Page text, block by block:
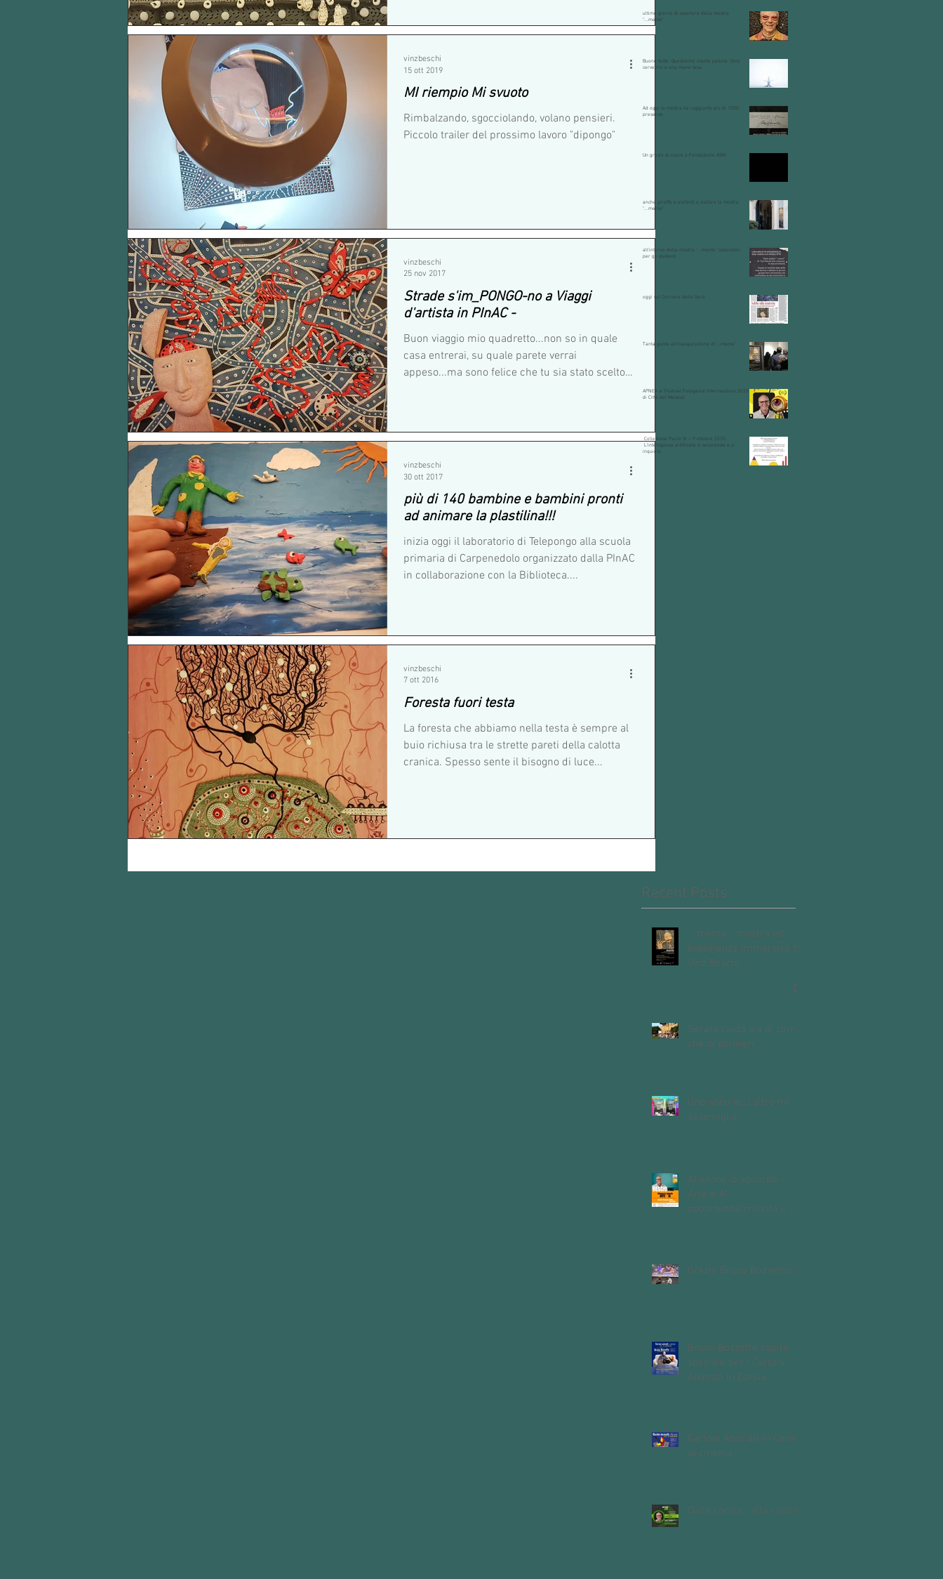
MI riempio Mi svuoto
Rimbalzando, sgocciolando, volano pensieri.
Piccolo trailer del prossimo lavoro "dipongo"
vinzbeschi
15 ott 2019
Strade s'im_PONGO-no a Viaggi
d'artista in PInAC -
Buon viaggio mio quadretto...non so in quale
casa entrerai, su quale parete verrai
appeso...ma sono felice che tu sia stato scelto
vinzbeschi
25 nov 2017
più di 140 bambine e bambini pronti
ad animare la plastilina!!!
inizia oggi il laboratorio di Telepongo alla scuola
primaria di Carpenedolo organizzato dalla PInAC
in collaborazione con la Biblioteca....
vinzbeschi
30 ott 2017
Foresta fuori testa
La foresta che abbiamo nella testa è sempre al
buio richiusa tra le strette pareti della calotta
cranica. Spesso sente il bisogno di luce...
vinzbeschi
7 ott 2016
ultimo giorno di apertura della mostra
"...mente"
Buone feste: Quest’anno niente palline. Solo
cervellini e una mano tesa.
Ad oggi la mostra ha raggiunto più di 1000
presenze.
Un grazie di cuore a Fondazione ASM
anche giraffe e elefanti a visitare la mostra
"...mente"
all'interno della mostra "...mente" laboratori
per gli studenti
oggi sul Corriere della Sera
Tanta gente all'inaugurazione di"...mente"
APNEA al Festival Fotogenia Internacional 2025
di Città del Messico
Collezione Paolo VI – 9 ottobre 2025:
L’intelligenza artificiale ci sorprende e ci
inquieta.
Recent Posts
… mente - mostra ed
esperienza immersiva di
Vinz Beschi
Serata calda sia di clima
che di pensieri
Uno sono io...l'altro mi
assomiglia
Allenare lo sguardo -
Arte e AI,
opportunità,criticità e
Grazie Bruno Bozzetto!!!
Bruno Bozzetto ospite
speciale per i Cartoni
Animati In Corsia
Cartoni Animati in Corsia
al cinema
Dalla corsia… alla radio!